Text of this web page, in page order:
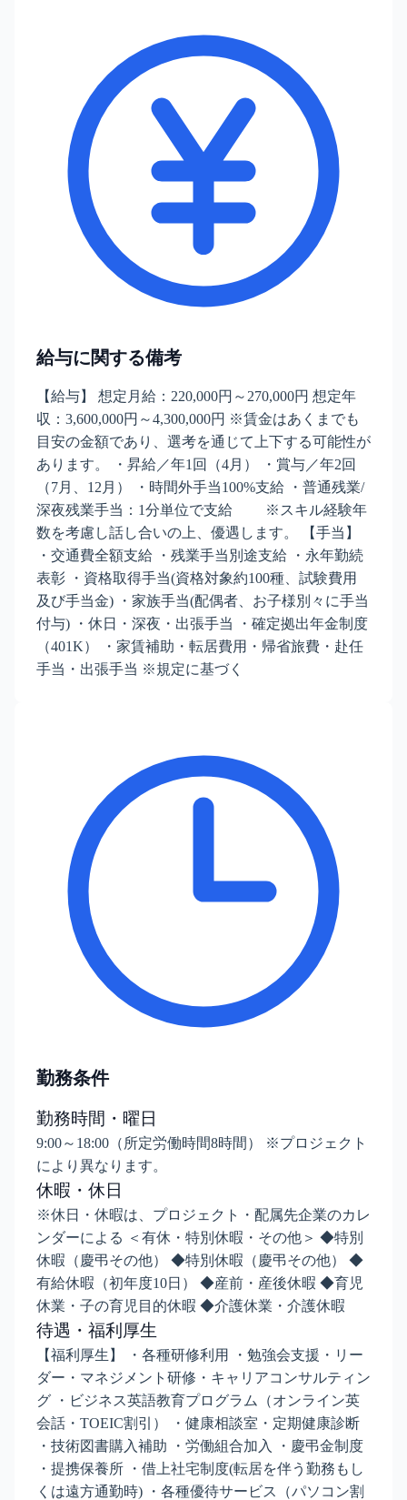
給与に関する備考
【給与】 想定月給：220,000円～270,000円 想定年
収：3,600,000円～4,300,000円 ※賃金はあくまでも
目安の金額であり、選考を通じて上下する可能性が
あります。 ・昇給／年1回（4月） ・賞与／年2回
（7月、12月） ・時間外手当100%支給 ・普通残業/
深夜残業手当：1分単位で支給 ※スキル経験年
数を考慮し話し合いの上、優遇します。 【手当】
・交通費全額支給 ・残業手当別途支給 ・永年勤続
表彰 ・資格取得手当(資格対象約100種、試験費用
及び手当金) ・家族手当(配偶者、お子様別々に手当
付与) ・休日・深夜・出張手当 ・確定拠出年金制度
（401K） ・家賃補助・転居費用・帰省旅費・赴任
手当・出張手当 ※規定に基づく
勤務条件
勤務時間・曜日
9:00～18:00（所定労働時間8時間） ※プロジェクト
により異なります。
休暇・休日
※休日・休暇は、プロジェクト・配属先企業のカレ
ンダーによる ＜有休・特別休暇・その他＞ ◆特別
休暇（慶弔その他） ◆特別休暇（慶弔その他） ◆
有給休暇（初年度10日） ◆産前・産後休暇 ◆育児
休業・子の育児目的休暇 ◆介護休業・介護休暇
待遇・福利厚生
【福利厚生】 ・各種研修利用 ・勉強会支援・リー
ダー・マネジメント研修・キャリアコンサルティン
グ ・ビジネス英語教育プログラム（オンライン英
会話・TOEIC割引） ・健康相談室・定期健康診断
・技術図書購入補助 ・労働組合加入 ・慶弔金制度
・提携保養所 ・借上社宅制度(転居を伴う勤務もし
くは遠方通勤時) ・各種優待サービス（パソコン割